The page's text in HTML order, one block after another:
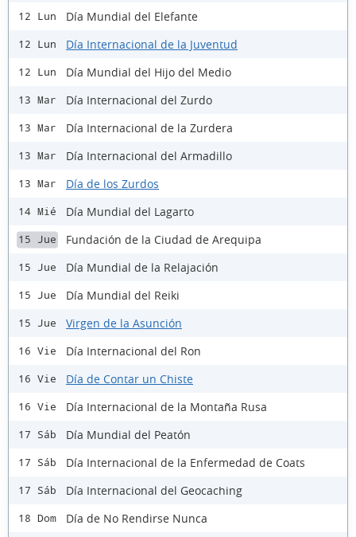
12 Lun Día Mundial del Elefante
12 Lun Día Internacional de la Juventud
12 Lun Día Mundial del Hijo del Medio
13 Mar Día Internacional del Zurdo
13 Mar Día Internacional de la Zurdera
13 Mar Día Internacional del Armadillo
13 Mar Día de los Zurdos
14 Mié Día Mundial del Lagarto
15 Jue Fundación de la Ciudad de Arequipa
15 Jue Día Mundial de la Relajación
15 Jue Día Mundial del Reiki
15 Jue Virgen de la Asunción
16 Vie Día Internacional del Ron
16 Vie Día de Contar un Chiste
16 Vie Día Internacional de la Montaña Rusa
17 Sáb Día Mundial del Peatón
17 Sáb Día Internacional de la Enfermedad de Coats
17 Sáb Día Internacional del Geocaching
18 Dom Día de No Rendirse Nunca